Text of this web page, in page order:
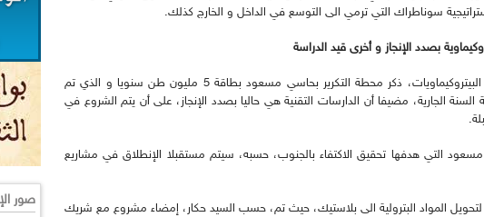
سوناطراك التي ترمي الى التوسع في الداخل و الخارج كذلك.
بصدد الإنجاز و أخرى قيد الدراسة
و بخصوص المشاريع الأولوية في البيتروكيماويات، ذكر محطة التكرير بحاسي مسعود بطاقة 5 مليون طن سنويا و الذي تم
السنة الجارية، مضيفا أن الدارسات التقنية هي حاليا بصدد الإنجاز، على أن يتم الشروع في
التي هدفها تحقيق الاكتفاء بالجنوب، حسبه، سيتم مستقبلا الإنطلاق في مشاريع
المواد البترولية الى بلاستيك، حيث تم، حسب السيد حكار، إمضاء مشروع مع شريك
صور